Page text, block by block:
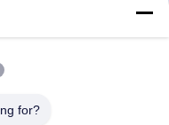
Жунчао Нью Таймс,
for?